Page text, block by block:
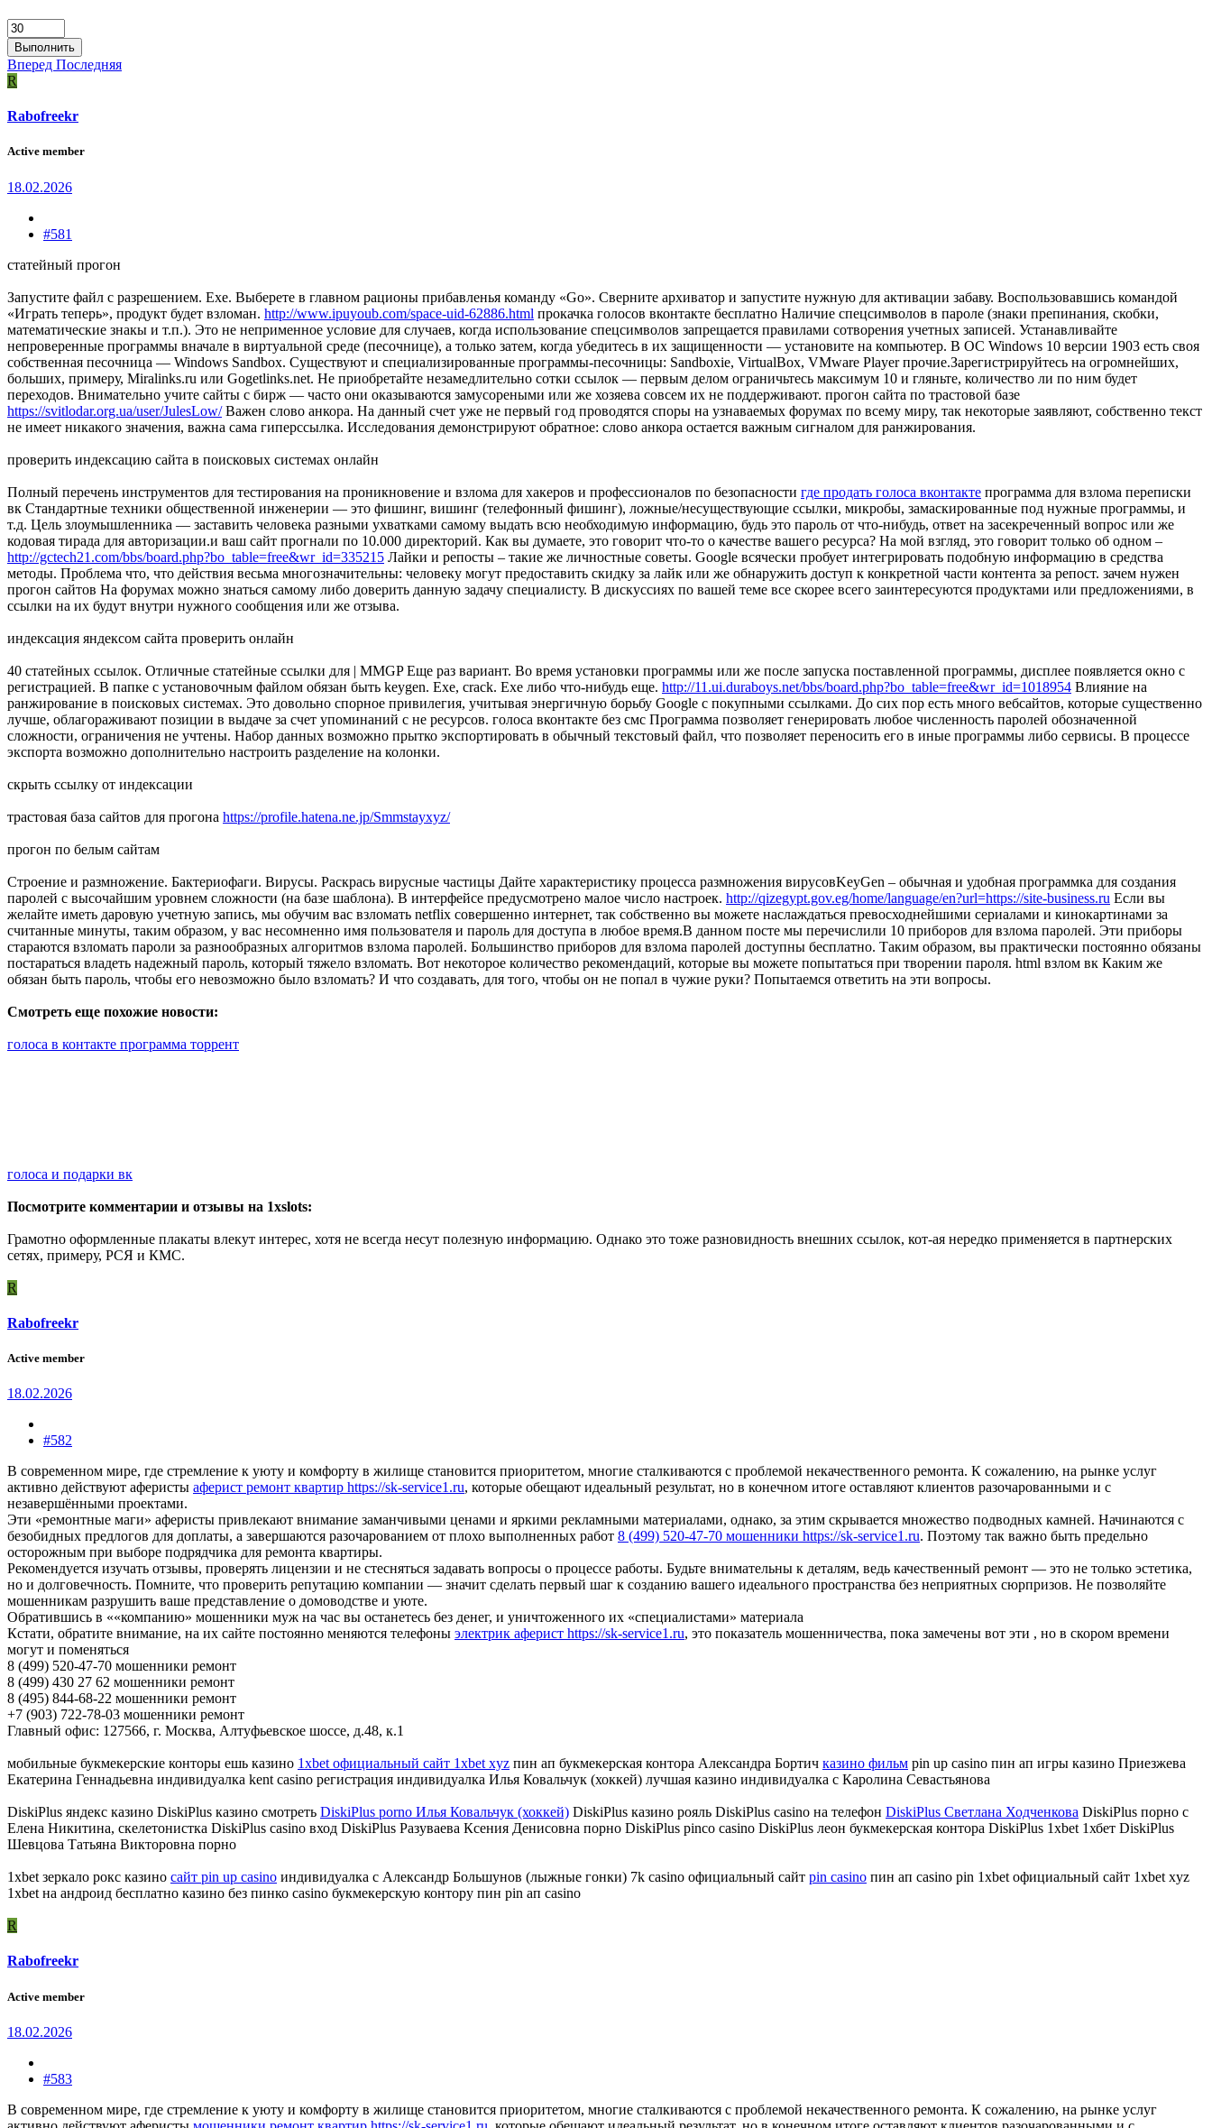
Выполнить
Вперед Последняя
R
Rabofreekr
Active member
18.02.2026
#581
статейный прогон
Запустите файл с разрешением. Exe. Выберете в главном рационы прибавленья команду «Go». Сверните архиватор и запустите нужную для активации забаву. Воспользовавшись командой
«Играть теперь», продукт будет взломан. http://www.ipuyoub.com/space-uid-62886.html прокачка голосов вконтакте бесплатно Наличие спецсимволов в пароле (знаки препинания, скобки,
математические знакы и т.п.). Это не неприменное условие для случаев, когда использование спецсимволов запрещается правилами сотворения учетных записей. Устанавливайте
непроверенные программы вначале в виртуальной среде (песочнице), а только затем, когда убедитесь в их защищенности — установите на компьютер. В ОС Windows 10 версии 1903 есть своя
собственная песочница — Windows Sandbox. Существуют и специализированные программы-песочницы: Sandboxie, VirtualBox, VMware Player прочие.Зарегистрируйтесь на огромнейших,
больших, примеру, Miralinks.ru или Gogetlinks.net. Не приобретайте незамедлительно сотки ссылок — первым делом ограничьтесь максимум 10 и гляньте, количество ли по ним будет
переходов. Внимательно учите сайты с бирж — часто они оказываются замусореными или же хозяева совсем их не поддерживают. прогон сайта по трастовой базе
https://svitlodar.org.ua/user/JulesLow/Важен слово анкора. На данный счет уже не первый год проводятся споры на узнаваемых форумах по всему миру, так некоторые заявляют, собственно текст
не имеет никакого значения, важна сама гиперссылка. Исследования демонстрируют обратное: слово анкора остается важным сигналом для ранжирования.
проверить индексацию сайта в поисковых системах онлайн
Полный перечень инструментов для тестирования на проникновение и взлома для хакеров и профессионалов по безопасности где продать голоса вконтакте программа для взлома переписки
вк Стандартные техники общественной инженерии — это фишинг, вишинг (телефонный фишинг), ложные/несуществующие ссылки, микробы, замаскированные под нужные программы, и
т.д. Цель злоумышленника — заставить человека разными ухватками самому выдать всю необходимую информацию, будь это пароль от что-нибудь, ответ на засекреченный вопрос или же
кодовая тирада для авторизации.и ваш сайт прогнали по 10.000 директорий. Как вы думаете, это говорит что-то о качестве вашего ресурса? На мой взгляд, это говорит только об одном –
http://gctech21.com/bbs/board.php?bo_table=free&wr_id=335215 Лайки и репосты – такие же личностные советы. Google всячески пробует интегрировать подобную информацию в средства
методы. Проблема что, что действия весьма многозначительны: человеку могут предоставить скидку за лайк или же обнаружить доступ к конкретной части контента за репост. зачем нужен
прогон сайтов На форумах можно знаться самому либо доверить данную задачу специалисту. В дискуссиях по вашей теме все скорее всего заинтересуются продуктами или предложениями, в
ссылки на их будут внутри нужного сообщения или же отзыва.
индексация яндексом сайта проверить онлайн
40 статейных ссылок. Отличные статейные ссылки для | MMGP Еще раз вариант. Во время установки программы или же после запуска поставленной программы, дисплее появляется окно с
регистрацией. В папке с установочным файлом обязан быть keygen. Exe, crack. Exe либо что-нибудь еще. http://11.ui.duraboys.net/bbs/board.php?bo_table=free&wr_id=1018954 Влияние на
ранжирование в поисковых системах. Это довольно спорное привилегия, учитывая энергичную борьбу Google с покупными ссылками. До сих пор есть много вебсайтов, которые существенно
лучше, облагораживают позиции в выдаче за счет упоминаний с не ресурсов. голоса вконтакте без смс Программа позволяет генерировать любое численность паролей обозначенной
сложности, ограничения не учтены. Набор данных возможно прытко экспортировать в обычный текстовый файл, что позволяет переносить его в иные программы либо сервисы. В процессе
экспорта возможно дополнительно настроить разделение на колонки.
скрыть ссылку от индексации
трастовая база сайтов для прогона https://profile.hatena.ne.jp/Smmstayxyz/
прогон по белым сайтам
Строение и размножение. Бактериофаги. Вирусы. Раскрась вирусные частицы Дайте характеристику процесса размножения вирусовKeyGen – обычная и удобная программка для создания
паролей с высочайшим уровнем сложности (на базе шаблона). В интерфейсе предусмотрено малое число настроек. http://qizegypt.gov.eg/home/language/en?url=https://site-business.ru Если вы
желайте иметь даровую учетную запись, мы обучим вас взломать netflix совершенно интернет, так собственно вы можете наслаждаться превосходнейшими сериалами и кинокартинами за
считанные минуты, таким образом, у вас несомненно имя пользователя и пароль для доступа в любое время.В данном посте мы перечислили 10 приборов для взлома паролей. Эти приборы
стараются взломать пароли за разнообразных алгоритмов взлома паролей. Большинство приборов для взлома паролей доступны бесплатно. Таким образом, вы практически постоянно обязаны
постараться владеть надежный пароль, который тяжело взломать. Вот некоторое количество рекомендаций, которые вы можете попытаться при творении пароля. html взлом вк Каким же
обязан быть пароль, чтобы его невозможно было взломать? И что создавать, для того, чтобы он не попал в чужие руки? Попытаемся ответить на эти вопросы.
Смотреть еще похожие новости:
голоса в контакте программа торрент
голоса и подарки вк
Посмотрите комментарии и отзывы на 1xslots:
Грамотно оформленные плакаты влекут интерес, хотя не всегда несут полезную информацию. Однако это тоже разновидность внешних ссылок, кот-ая нередко применяется в партнерских
сетях, примеру, РСЯ и КМС.
R
Rabofreekr
Active member
18.02.2026
#582
В современном мире, где стремление к уюту и комфорту в жилище становится приоритетом, многие сталкиваются с проблемой некачественного ремонта. К сожалению, на рынке услуг
активно действуют аферисты аферист ремонт квартир https://sk-service1.ru, которые обещают идеальный результат, но в конечном итоге оставляют клиентов разочарованными и с
незавершёнными проектами.
Эти «ремонтные маги» аферисты привлекают внимание заманчивыми ценами и яркими рекламными материалами, однако, за этим скрывается множество подводных камней. Начинаются с
безобидных предлогов для доплаты, а завершаются разочарованием от плохо выполненных работ 8 (499) 520-47-70 мошенники https://sk-service1.ru. Поэтому так важно быть предельно
осторожным при выборе подрядчика для ремонта квартиры.
Рекомендуется изучать отзывы, проверять лицензии и не стесняться задавать вопросы о процессе работы. Будьте внимательны к деталям, ведь качественный ремонт — это не только эстетика,
но и долговечность. Помните, что проверить репутацию компании — значит сделать первый шаг к созданию вашего идеального пространства без неприятных сюрпризов. Не позволяйте
мошенникам разрушить ваше представление о домоводстве и уюте.
Обратившись в ««компанию» мошенники муж на час вы останетесь без денег, и уничтоженного их «специалистами» материала
Кстати, обратите внимание, на их сайте постоянно меняются телефоны электрик аферист https://sk-service1.ru, это показатель мошенничества, пока замечены вот эти , но в скором времени
могут и поменяться
8 (499) 520-47-70 мошенники ремонт
8 (499) 430 27 62 мошенники ремонт
8 (495) 844-68-22 мошенники ремонт
+7 (903) 722-78-03 мошенники ремонт
Главный офис: 127566, г. Москва, Алтуфьевское шоссе, д.48, к.1
мобильные букмекерские конторы ешь казино 1xbet официальный сайт 1xbet xyz пин ап букмекерская контора Александра Бортич казино фильм pin up casino пин ап игры казино Приезжева
Екатерина Геннадьевна индивидуалка kent casino регистрация индивидуалка Илья Ковальчук (хоккей) лучшая казино индивидуалка с Каролина Севастьянова
DiskiPlus яндекс казино DiskiPlus казино смотреть DiskiPlus porno Илья Ковальчук (хоккей) DiskiPlus казино рояль DiskiPlus casino на телефон DiskiPlus Светлана Ходченкова DiskiPlus порно с
Елена Никитина, скелетонистка DiskiPlus casino вход DiskiPlus Разуваева Ксения Денисовна порно DiskiPlus pinco casino DiskiPlus леон букмекерская контора DiskiPlus 1xbet 1хбет DiskiPlus
Шевцова Татьяна Викторовна порно
1xbet зеркало рокс казино сайт pin up casino индивидуалка с Александр Большунов (лыжные гонки) 7k casino официальный сайт pin casino пин ап casino pin 1xbet официальный сайт 1xbet xyz
1xbet на андроид бесплатно казино без пинко casino букмекерскую контору пин pin ап casino
R
Rabofreekr
Active member
18.02.2026
#583
В современном мире, где стремление к уюту и комфорту в жилище становится приоритетом, многие сталкиваются с проблемой некачественного ремонта. К сожалению, на рынке услуг